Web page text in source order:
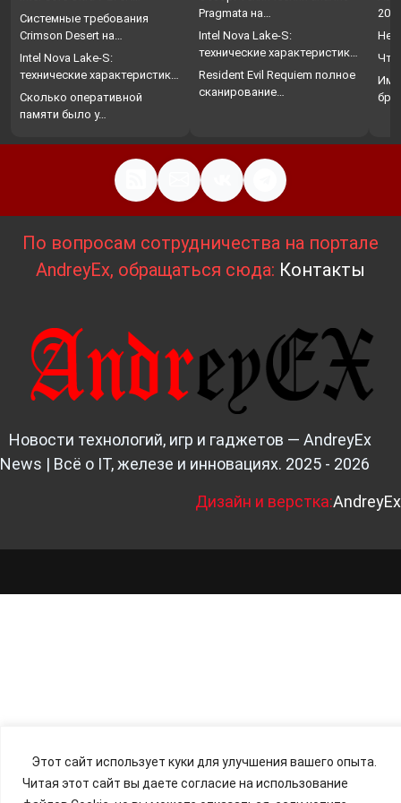
Этот сайт использует куки для улучшения вашего опыта.
Читая этот сайт вы даете согласие на использование
Системные требования
Crimson Desert на…
Intel Nova Lake-S:
технические характеристики,
…
Сколько оперативной
памяти было у…
Pragmata на…
Intel Nova Lake-S:
технические характеристики,
…
Resident Evil Requiem полное
сканирование…
Что
По вопросам сотрудничества на портале
AndreyEx, обращаться сюда: Контакты
Новости технологий, игр и гаджетов — AndreyEx
News | Всё о IT, железе и инновациях. 2025 - 2026
Дизайн и верстка:AndreyEx